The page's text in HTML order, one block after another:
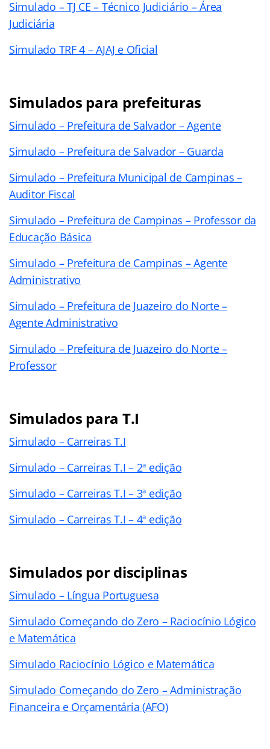
Simulado – TJ CE – Técnico Judiciário – Área
Judiciária
Simulado TRF 4 – AJAJ e Oficial
Simulados para prefeituras
Simulado – Prefeitura de Salvador – Agente
Simulado – Prefeitura de Salvador – Guarda
Simulado – Prefeitura Municipal de Campinas –
Auditor Fiscal
Simulado – Prefeitura de Campinas – Professor da
Educação Básica
Simulado – Prefeitura de Campinas – Agente
Administrativo
Simulado – Prefeitura de Juazeiro do Norte –
Agente Administrativo
Simulado – Prefeitura de Juazeiro do Norte –
Professor
Simulados para T.I
Simulado – Carreiras T.I
Simulado – Carreiras T.I – 2ª edição
Simulado – Carreiras T.I – 3ª edição
Simulado – Carreiras T.I – 4ª edição
Simulados por disciplinas
Simulado – Língua Portuguesa
Simulado Começando do Zero – Raciocínio Lógico
e Matemática
Simulado Raciocínio Lógico e Matemática
Simulado Começando do Zero – Administração
Financeira e Orçamentária (AFO)